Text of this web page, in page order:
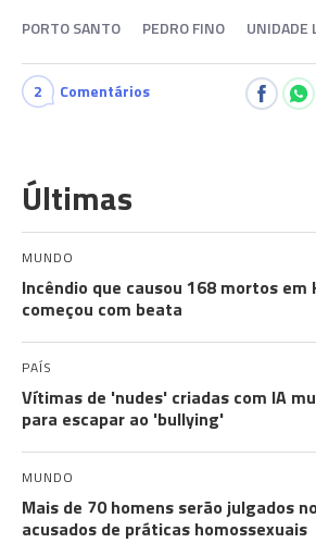
PORTO SANTO PEDRO FINO UNIDADE
2 Comentários
Últimas
MUNDO
Incêndio que causou 168 mortos em
começou com beata
PAÍS
Vítimas de 'nudes' criadas com IA
para escapar ao 'bullying'
MUNDO
Mais de 70 homens serão julgados
acusados de práticas homossexuais